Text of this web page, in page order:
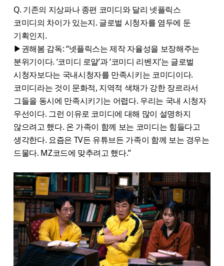
Q. 기존의 지상파나 종편 코미디와 달리 넷플릭스
코미디의 차이가 있는지. 글로벌 시청자를 염두에 둔
기획인지.
▶권해봄 감독: “넷플릭스는 제작 자율성을 보장해주는
분위기이다. ‘코미디 로얄’과 ‘코미디 리벤지’는 글로벌
시청자보다는 국내시청자를 만족시키는 코미디이다.
코미디라는 것이 문화적, 지역적 색채가 강한 장르라서
그들을 동시에 만족시키기는 어렵다. 우리는 국내 시청자
우선이다. 그런 이유로 코미디에 대해 많이 설명하지
않으려고 했다. 온 가족이 함께 보는 코미디는 힘들다고
생각한다. 요즘은 TV든 유튜브든 가족이 함께 보는 경우는
드물다. MZ코드에 맞추려고 했다.”